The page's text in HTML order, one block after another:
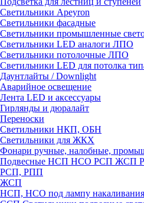
Светильники Apeyron
Светильники фасадные
Светильники промышленные
Светильники LED аналоги ЛПО
Светильники потолочные ЛПО
Светильники LED для потолка
Даунтлайты / Downlight
Аварийное освещение
Лента LED и аксессуары
Гирлянды и дюралайт
Переноски
Светильники НКП, ОБН
Светильники для ЖКХ
Фонари ручные, налобные,
Подвесные НСП НСО РСП ЖСП
РСП, РПП
ЖСП
НСП, НСО под лампу накаливания